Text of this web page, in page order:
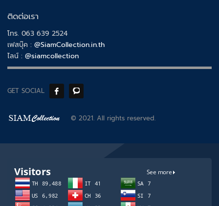
ติดต่อเรา
โทร. 063 639 2524
เฟสบุ๊ค : @SiamCollection.in.th
ไลน์ : @siamcollection
GET SOCIAL
© 2021. All rights reserved.